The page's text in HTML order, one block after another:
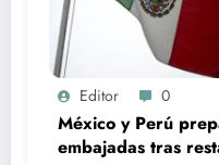
Editor 0
México y Perú
embajadas tras